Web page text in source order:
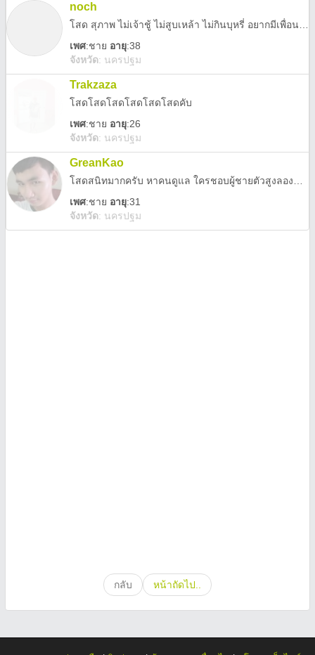
noch
เพศ:ชาย อายุ:38
จังหวัด: นครปฐม
Trakzaza
โสดโสดโสดโสดโสดโสดคับ
เพศ:ชาย อายุ:26
จังหวัด: นครปฐม
GreanKao
เพศ:ชาย อายุ:31
จังหวัด: นครปฐม
กลับ หน้าถัดไป..